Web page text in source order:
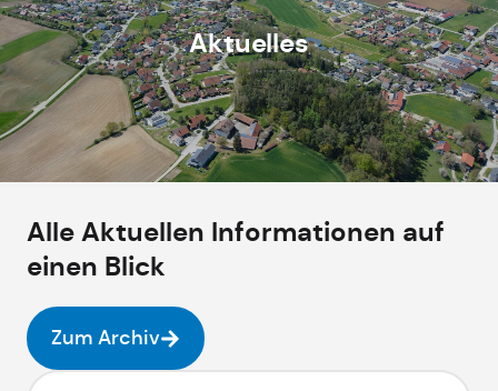
Aktuelles
Alle Aktuellen Informationen auf
einen Blick
Zum Archiv